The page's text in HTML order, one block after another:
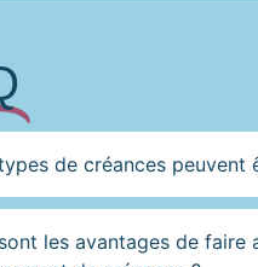
de créances peuvent
les avantages de faire